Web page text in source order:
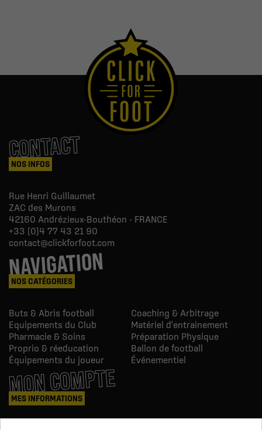
CONTACT
NOS INFOS
Rue Henri Guillaumet
ZAC des Murons
42160 Andrézieux-Bouthéon - FRANCE
+33 (0)4 77 43 21 90
contact@clickforfoot.com
NAVIGATION
NOS CATÉGORIES
Buts & Abris football
Coaching & Arbitrage
Equipements du Club
Matériel d'entrainement
Pharmacie & Soins
Préparation Physique
Proprio & réeducation
Ballon de football
Équipements du joueur
Événementiel
MON COMPTE
MES INFORMATIONS